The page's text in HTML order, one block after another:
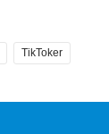
TikToker